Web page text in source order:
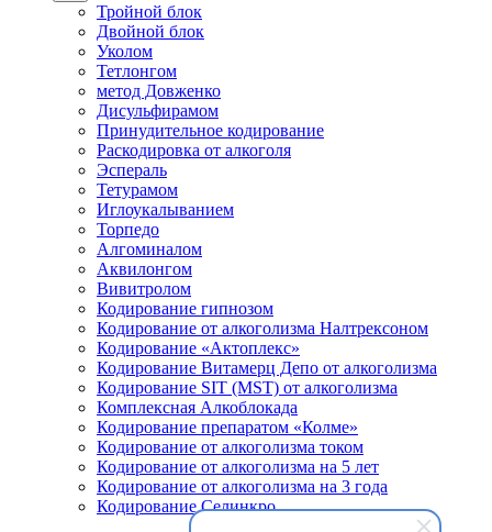
Тройной блок
Двойной блок
Уколом
Тетлонгом
метод Довженко
Дисульфирамом
Принудительное кодирование
Раскодировка от алкоголя
Эспераль
Тетурамом
Иглоукалыванием
Торпедо
Алгоминалом
Аквилонгом
Вивитролом
Кодирование гипнозом
Кодирование от алкоголизма Налтрексоном
Кодирование «Актоплекс»
Кодирование Витамерц Депо от алкоголизма
Кодирование SIT (MST) от алкоголизма
Комплексная Алкоблокада
Кодирование препаратом «Колме»
Кодирование от алкоголизма током
Кодирование от алкоголизма на 5 лет
Кодирование от алкоголизма на 3 года
Кодирование Селинкро